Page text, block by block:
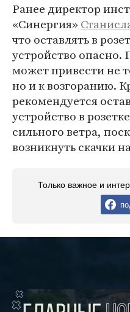
Ранее директор
«Синергия»
что оставлять в
устройство опасно.
может привести не
но и к возгоранию.
рекомендуется
устройство в
сильного ветра,
возникнуть скачки
Только важное и